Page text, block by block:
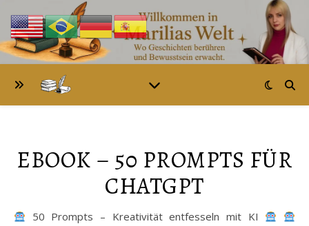
EBOOK – 50 PROMPTS FÜR
CHATGPT
50 Prompts – Kreativität entfesseln mit KI